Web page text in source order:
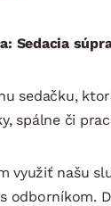
Sedacia
sedačku,
spálne či
využiť našu
odborníkom.